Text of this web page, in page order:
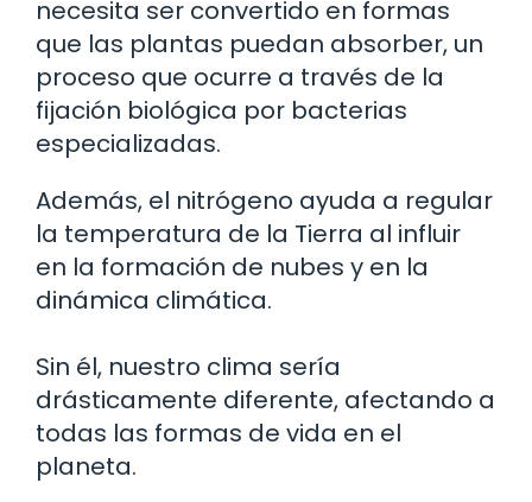
necesita ser convertido en formas
que las plantas puedan absorber, un
proceso que ocurre a través de la
fijación biológica por bacterias
especializadas.
Además, el nitrógeno ayuda a regular
la temperatura de la Tierra al influir
en la formación de nubes y en la
dinámica climática.
Sin él, nuestro clima sería
drásticamente diferente, afectando a
todas las formas de vida en el
planeta.